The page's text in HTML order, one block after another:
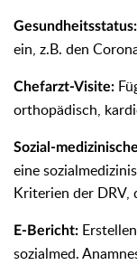
Gesundheitsstatus:
ein, z.B. den
Chefarzt-Visite:
orthopädisch,
Sozial-
eine
Kriterien der DRV,
E-Bericht:
sozialmed.